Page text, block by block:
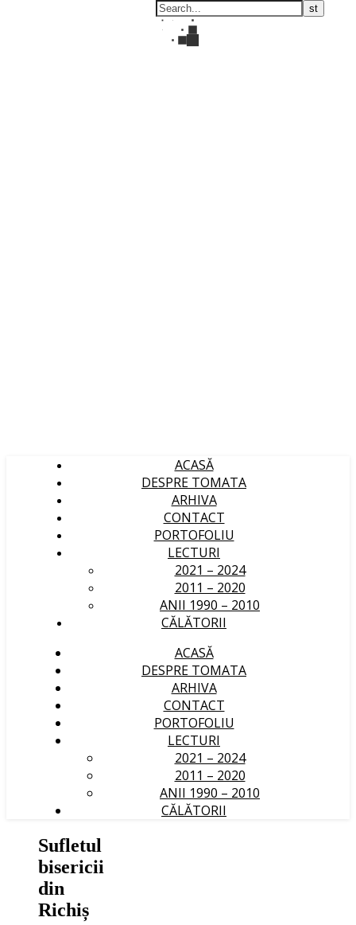
ACASĂ
DESPRE TOMATA
ARHIVA
CONTACT
PORTOFOLIU
LECTURI
2021 – 2024
2011 – 2020
ANII 1990 – 2010
CĂLĂTORII
ACASĂ
DESPRE TOMATA
ARHIVA
CONTACT
PORTOFOLIU
LECTURI
2021 – 2024
2011 – 2020
ANII 1990 – 2010
CĂLĂTORII
Sufletul
bisericii
din
Richiș